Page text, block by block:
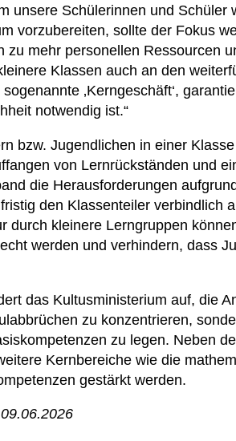
unsere Schülerinnen und Schüler
vorzubereiten, sollte der Fokus
zu mehr personellen Ressourcen
Klassen auch an den
‚Kerngeschäft‘,
notwendig ist.“
bzw. Jugendlichen in einer
von Lernrückständen und
die Herausforderungen
den Klassenteiler verbindlich
durch kleinere Lerngruppen
werden und verhindern, dass
das Kultusministerium auf, die
zu konzentrieren,
zu legen. Neben
Kernbereiche wie die
gestärkt werden.